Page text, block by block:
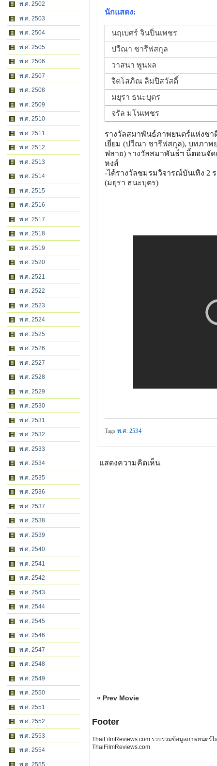
พ.ศ. 2502
พ.ศ. 2503
พ.ศ. 2504
พ.ศ. 2505
พ.ศ. 2506
พ.ศ. 2507
พ.ศ. 2508
พ.ศ. 2509
พ.ศ. 2510
พ.ศ. 2511
พ.ศ. 2512
พ.ศ. 2513
พ.ศ. 2514
พ.ศ. 2515
พ.ศ. 2516
พ.ศ. 2517
พ.ศ. 2518
พ.ศ. 2519
พ.ศ. 2520
พ.ศ. 2521
พ.ศ. 2522
พ.ศ. 2523
พ.ศ. 2524
พ.ศ. 2525
พ.ศ. 2526
พ.ศ. 2527
พ.ศ. 2528
พ.ศ. 2529
พ.ศ. 2530
พ.ศ. 2531
พ.ศ. 2532
พ.ศ. 2533
พ.ศ. 2534
พ.ศ. 2535
พ.ศ. 2536
พ.ศ. 2537
พ.ศ. 2538
พ.ศ. 2539
พ.ศ. 2540
พ.ศ. 2541
พ.ศ. 2542
พ.ศ. 2543
พ.ศ. 2544
พ.ศ. 2545
พ.ศ. 2546
พ.ศ. 2547
พ.ศ. 2548
พ.ศ. 2549
พ.ศ. 2550
พ.ศ. 2551
พ.ศ. 2552
พ.ศ. 2553
พ.ศ. 2554
พ.ศ. 2555
นักแสดง:
นฤเบศร์ จินปิ่นเพชร
ปวีณา ชารีฟสกุล
วาสนา พูนผล
จิตโสภิณ ลิมปิสวัสดิ์
มยุรา ธนะบุตร
จรัล มโนเพชร
รางวัลสมาพันธ์ภาพยนตร์แห่งชา
เยี่ยม (ปวีณา ชารีฟสกุล), บทภาพ
ฟลาย) รางวัลสมาพันธ์ฯ นี้ตอนจั
หงส์
-ได้รางวัลชมรมวิจารณ์บันเทิง 2
(มยุรา ธนะบุตร)
Tags พ.ศ. 2534
แสดงความคิดเห็น
« Prev Movie
Footer
ThaiFilmReviews.com รวบรวมข้อมูลภาพยนตร์
ThaiFilmReviews.com